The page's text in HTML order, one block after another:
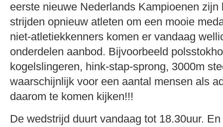
eerste nieuwe Nederlands Kampioenen zijn
strijden opnieuw atleten om een mooie
niet-atletiekkenners komen er vandaag
onderdelen aanbod. Bijvoorbeeld
kogelslingeren, hink-stap-sprong, 3000m
waarschijnlijk voor een aantal mensen als
daarom te komen kijken!!!
De wedstrijd duurt vandaag tot 18.30uur.